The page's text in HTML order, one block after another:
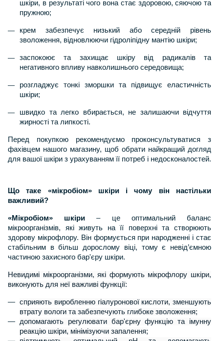
шкіри, в результаті чого вона стає здоровою, сяючою та
пружною;
крем забезпечує низький або середній рівень
зволоження, відновлюючи гідроліпідну мантію шкіри;
заспокоює та захищає шкіру від радикалів та
негативного впливу навколишнього середовища;
розгладжує тонкі зморшки та підвищує еластичність
шкіри;
швидко та легко вбирається, не залишаючи відчуття
жирності та липкості.
Перед покупкою рекомендуємо проконсультуватися з
фахівцем нашого магазину, щоб обрати найкращий догляд
для вашої шкіри з урахуванням її потреб і недосконалостей.
Що таке «мікробіом» шкіри і чому він настільки
важливий?
«Мікробіом» шкіри – це оптимальний баланс
мікроорганізмів, які живуть на її поверхні та створюють
здорову мікрофлору. Він формується при народженні і стає
стабільним в більш дорослому віці, тому є невід’ємною
частиною захисного бар'єру шкіри.
Невидимі мікроорганізми, які формують мікрофлору шкіри,
виконують для неї важливі функції:
сприяють виробленню гіалуронової кислоти, зменшують
втрату вологи та забезпечують глибоке зволоження;
допомагають регулювати бар'єрну функцію та імунну
реакцію шкіри, мінімізуючи запалення;